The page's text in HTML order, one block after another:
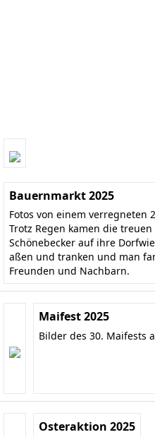
Bauernmarkt 2025
Fotos von einem verregneten
Trotz Regen kamen die
Schönebecker auf ihre
aßen und tranken und man
Freunden und Nachbarn.
Maifest 2025
Bilder des 30. Maifests
Osteraktion 2025